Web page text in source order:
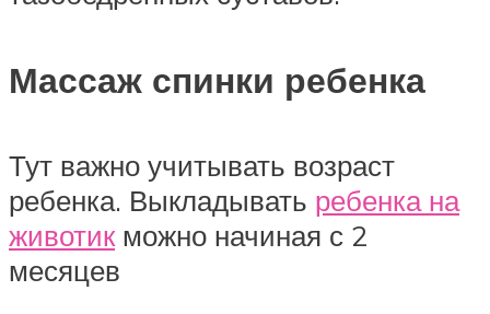
Массаж спинки ребенка
Тут важно учитывать возраст
ребенка. Выкладывать ребенка на
животик можно начиная с 2
месяцев